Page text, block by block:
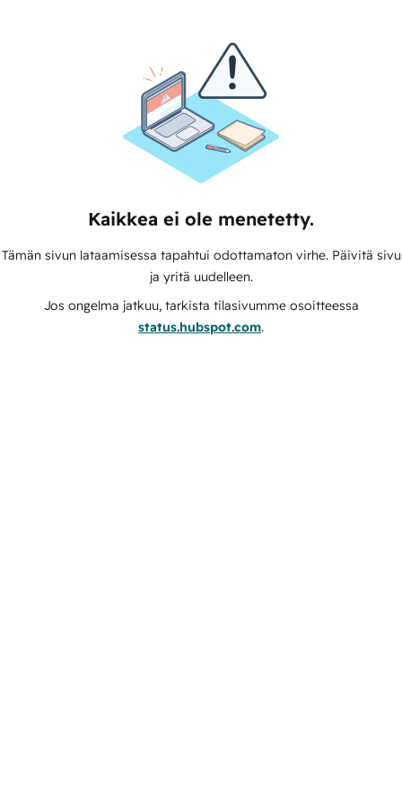
Kaikkea ei ole menetetty.
Tämän sivun lataamisessa tapahtui odottamaton virhe. Päivitä sivu
ja yritä uudelleen.
Jos ongelma jatkuu, tarkista tilasivumme osoitteessa
status.hubspot.com.